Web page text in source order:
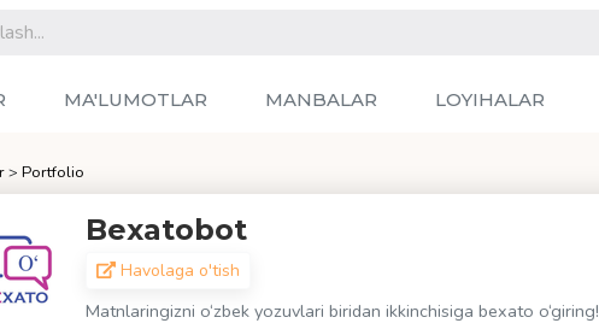
MA'LUMOTLAR MANBALAR LOYIHALAR
> Portfolio
Bexatobot
Havolaga o'tish
Matnlaringizni o‘zbek yozuvlari biridan ikkinchisiga bexato o‘giring!